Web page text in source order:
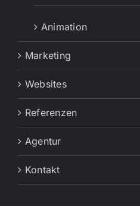
Animation
Marketing
Websites
Referenzen
Agentur
Kontakt